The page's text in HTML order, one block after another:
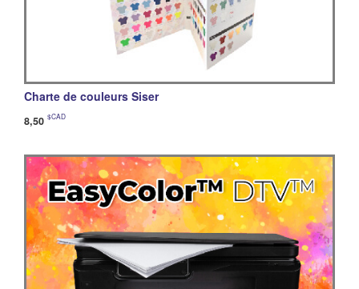
Charte de couleurs Siser
8,50 $CAD